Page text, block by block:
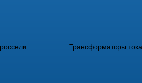
Трансформаторы тока